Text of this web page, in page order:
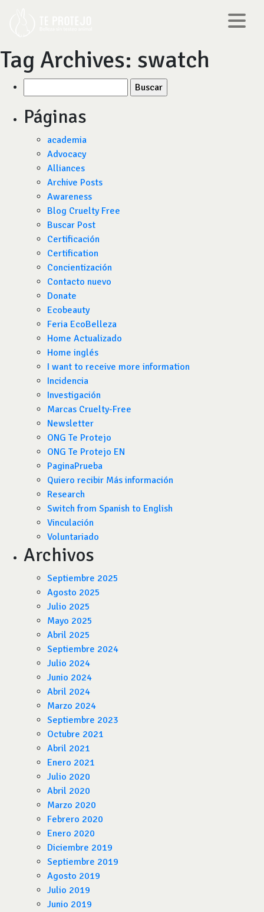
Tag Archives: swatch
por:
Páginas
academia
Advocacy
Alliances
Archive Posts
Awareness
Blog Cruelty Free
Buscar Post
Certificación
Certification
Concientización
Contacto nuevo
Donate
Ecobeauty
Feria EcoBelleza
Home Actualizado
Home inglés
I want to receive more information
Incidencia
Investigación
Marcas Cruelty-Free
Newsletter
ONG Te Protejo
ONG Te Protejo EN
PaginaPrueba
Quiero recibir Más información
Research
Switch from Spanish to English
Vinculación
Voluntariado
Archivos
Septiembre 2025
Agosto 2025
Julio 2025
Mayo 2025
Abril 2025
Septiembre 2024
Julio 2024
Junio 2024
Abril 2024
Marzo 2024
Septiembre 2023
Octubre 2021
Abril 2021
Enero 2021
Julio 2020
Abril 2020
Marzo 2020
Febrero 2020
Enero 2020
Diciembre 2019
Septiembre 2019
Agosto 2019
Julio 2019
Junio 2019